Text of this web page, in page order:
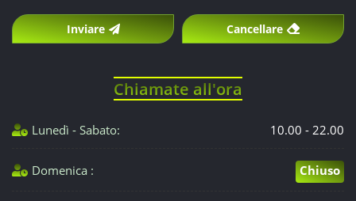
Inviare Cancellare
Chiamate all'ora
Lunedì - Sabato: 10.00 - 22.00
Domenica : Chiuso